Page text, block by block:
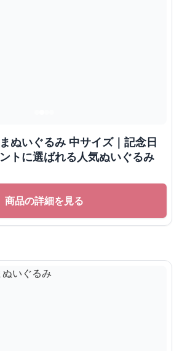
ぬいぐるみ 中サイズ｜記念日
トに選ばれる人気ぬいぐるみ
商品の詳細を見る